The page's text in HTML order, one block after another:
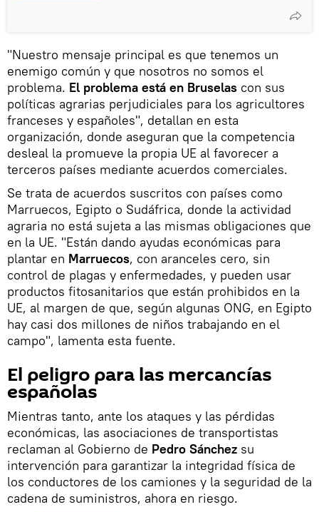
"Nuestro mensaje principal es que tenemos un
enemigo común y que nosotros no somos el
problema. El problema está en Bruselas con sus
políticas agrarias perjudiciales para los agricultores
franceses y españoles", detallan en esta
organización, donde aseguran que la competencia
desleal la promueve la propia UE al favorecer a
terceros países mediante acuerdos comerciales.
Se trata de acuerdos suscritos con países como
Marruecos, Egipto o Sudáfrica, donde la actividad
agraria no está sujeta a las mismas obligaciones que
en la UE. "Están dando ayudas económicas para
plantar en Marruecos, con aranceles cero, sin
control de plagas y enfermedades, y pueden usar
productos fitosanitarios que están prohibidos en la
UE, al margen de que, según algunas ONG, en Egipto
hay casi dos millones de niños trabajando en el
campo", lamenta esta fuente.
El peligro para las mercancías
españolas
Mientras tanto, ante los ataques y las pérdidas
económicas, las asociaciones de transportistas
reclaman al Gobierno de Pedro Sánchez su
intervención para garantizar la integridad física de
los conductores de los camiones y la seguridad de la
cadena de suministros, ahora en riesgo.